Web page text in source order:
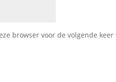
browser voor de volgende